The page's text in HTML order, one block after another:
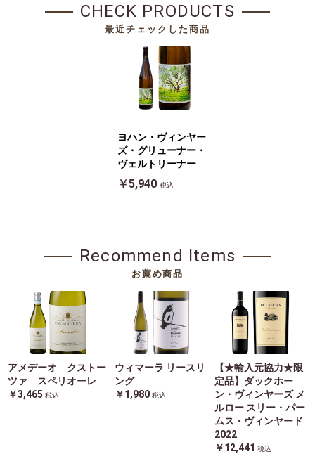
CHECK PRODUCTS
最近チェックした商品
ヨハン・ヴィンヤー
ズ・グリューナー・
ヴェルトリーナー
￥5,940 税込
Recommend Items
お薦め商品
アメデーオ クストー
ツァ スペリオーレ
￥3,465 税込
ウィマーラ リースリ
ング
￥1,980 税込
【★輸入元協力★限
定品】ダックホー
ン・ヴィンヤーズ メ
ルロー スリー・パー
ムス・ヴィンヤード
2022
￥12,441 税込